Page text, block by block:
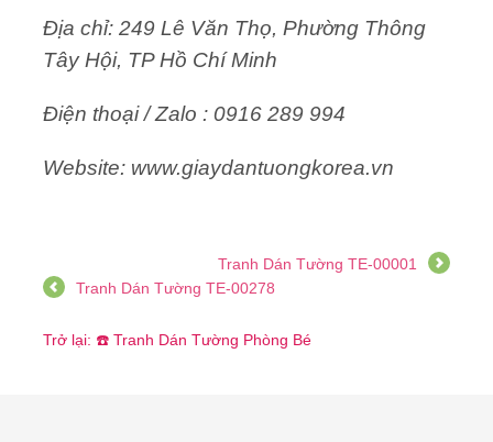
Địa chỉ: 249 Lê Văn Thọ, Phường Thông
Tây Hội, TP Hồ Chí Minh
Điện thoại / Zalo : 0916 289 994
Website: www.giaydantuongkorea.vn
Tranh Dán Tường TE-00001
Tranh Dán Tường TE-00278
Trở lại: ☎️ Tranh Dán Tường Phòng Bé